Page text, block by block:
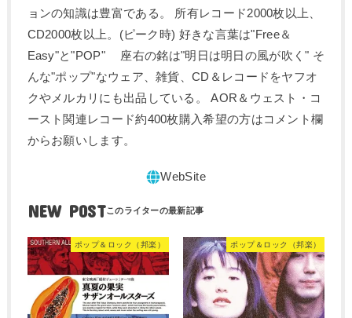
ョンの知識は豊富である。 所有レコード2000枚以上、
CD2000枚以上。(ピーク時) 好きな言葉は"Free＆
Easy"と"POP" 座右の銘は"明日は明日の風が吹く" そ
んな"ポップ"なウェア、雑貨、CD＆レコードをヤフオ
クやメルカリにも出品している。 AOR＆ウェスト・コ
ースト関連レコード約400枚購入希望の方はコメント欄
からお願いします。
NEW POST
ポップ＆ロック（邦楽） ポップ＆ロック（邦楽）